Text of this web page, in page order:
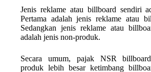
Jenis reklame atau billboard sendiri
Pertama adalah jenis reklame atau
Sedangkan jenis reklame atau
adalah jenis non-produk.
Secara umum, pajak NSR
produk lebih besar ketimbang